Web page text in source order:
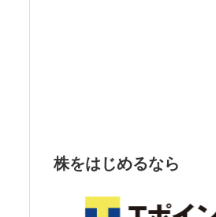
株をはじめるなら